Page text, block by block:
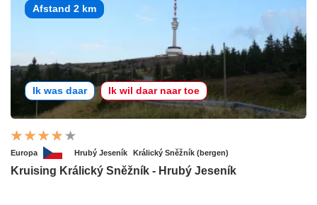
Afstand 2 km
Ik was daar Ik wil daar naar toe
Europa Hrubý Jeseník Králický Sněžník (bergen)
Kruising Králický Sněžník - Hrubý Jeseník